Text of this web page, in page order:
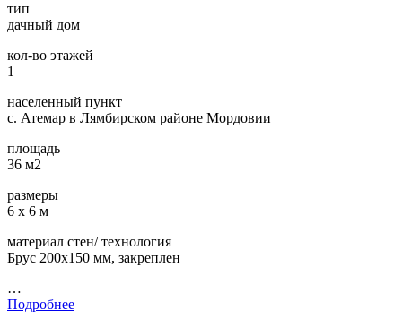
тип
дачный дом
кол-во этажей
1
населенный пункт
с. Атемар в Лямбирском районе Мордовии
площадь
36 м2
размеры
6 х 6 м
материал стен/ технология
Брус 200х150 мм, закреплен
…
Подробнее